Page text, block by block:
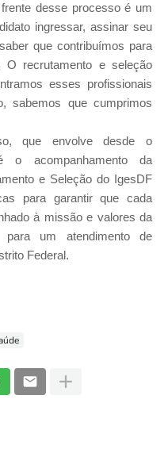
desse processo é um
ingressar, assinar seu
que contribuímos para
O recrutamento e seleção
esses profissionais
sabemos que cumprimos
que envolve desde o
o acompanhamento da
e Seleção do IgesDF
para garantir que cada
à missão e valores da
para um atendimento de
Federal.